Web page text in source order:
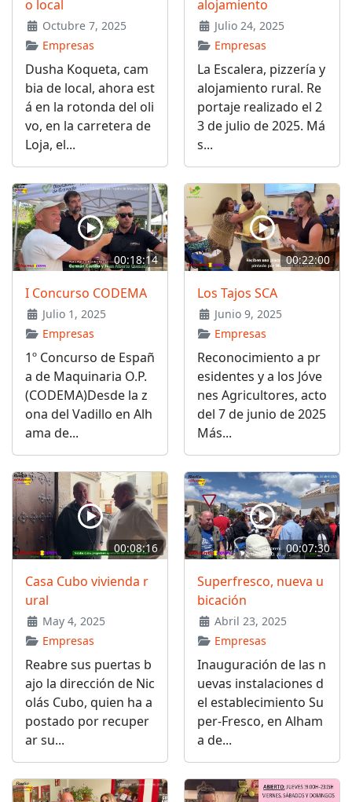
o local
Octubre 7, 2025
Empresas
Dusha Koqueta, cam
bia de local, ahora est
á en la rotonda del oli
vo, en la carretera de
Loja, el...
alojamiento
Julio 24, 2025
Empresas
La Escalera, pizzería y
alojamiento rural. Re
portaje realizado el 2
3 de julio de 2025. Má
s...
00:18:14
I Concurso CODEMA
Julio 1, 2025
Empresas
1º Concurso de Españ
a de Maquinaria O.P.
(CODEMA)Desde la z
ona del Vadillo en Alh
ama de...
00:22:00
Los Tajos SCA
Junio 9, 2025
Empresas
Reconocimiento a pr
esidentes y a los Jóve
nes Agricultores, acto
del 7 de junio de 2025
Más...
00:08:16
Casa Cubo vivienda r
ural
May 4, 2025
Empresas
Reabre sus puertas b
ajo la dirección de Nic
olás Cubo, quien ha a
postado por recuper
ar su...
00:07:30
Superfresco, nueva u
bicación
Abril 23, 2025
Empresas
Inauguración de las n
uevas instalaciones d
el establecimiento Su
per-Fresco, en Alham
a de...